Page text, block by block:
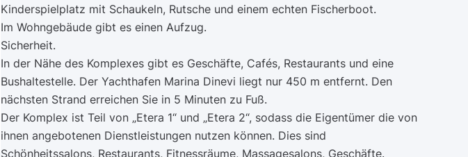
Kinderspielplatz mit Schaukeln, Rutsche und einem echten Fischerboot.
Im Wohngebäude gibt es einen Aufzug.
Sicherheit.
In der Nähe des Komplexes gibt es Geschäfte, Cafés, Restaurants und eine
Bushaltestelle. Der Yachthafen Marina Dinevi liegt nur 450 m entfernt. Den
nächsten Strand erreichen Sie in 5 Minuten zu Fuß.
Der Komplex ist Teil von „Etera 1“ und „Etera 2“, sodass die Eigentümer die von
ihnen angebotenen Dienstleistungen nutzen können. Dies sind
Schönheitssalons, Restaurants, Fitnessräume, Massagesalons, Geschäfte.